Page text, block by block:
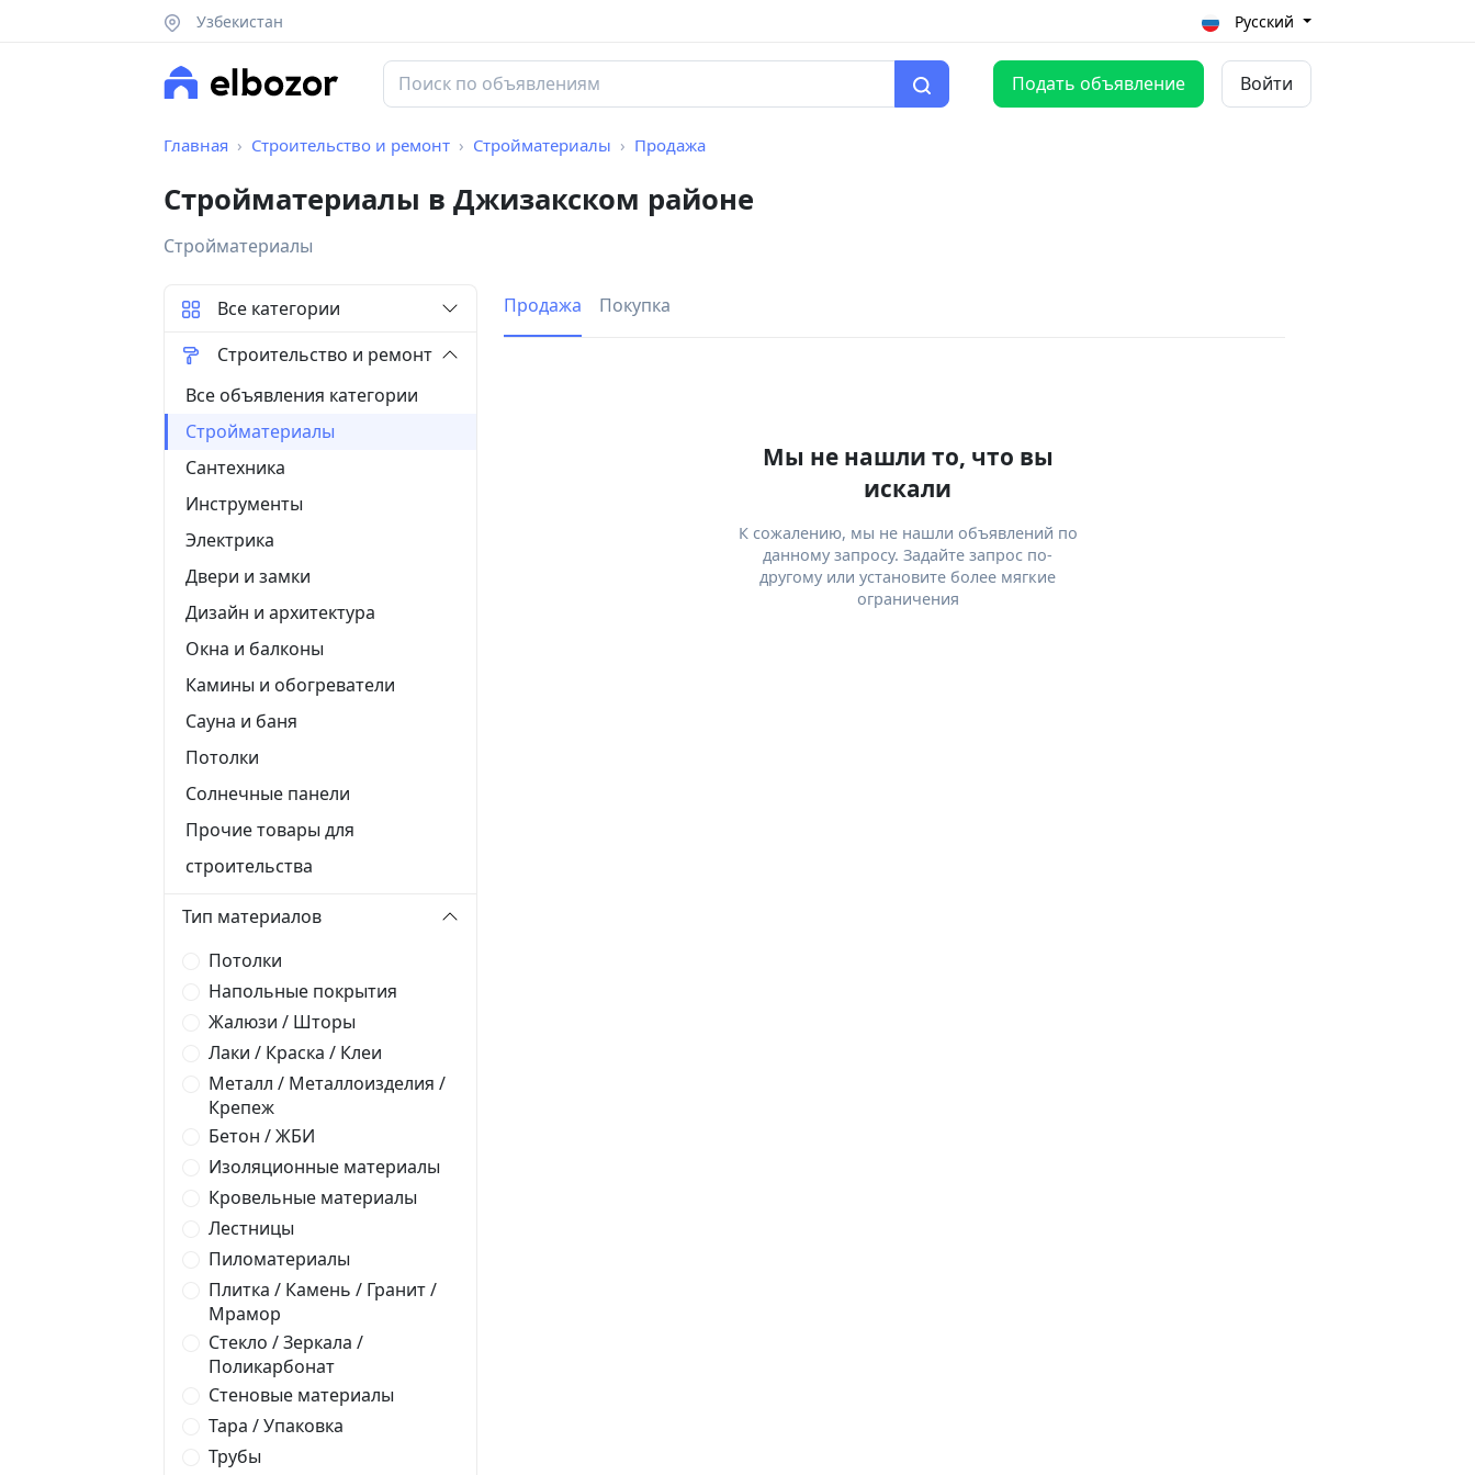
Узбекистан Русский
Подать объявление Войти
Главная Строительство и ремонт Стройматериалы Продажа
Стройматериалы в Джизакском районе
Стройматериалы
Продажа Покупка
Мы не нашли то, что вы
искали
К сожалению, мы не нашли объявлений по
данному запросу. Задайте запрос по-
другому или установите более мягкие
ограничения
Все категории
Строительство и ремонт
Все объявления категории
Стройматериалы
Сантехника
Инструменты
Электрика
Двери и замки
Дизайн и архитектура
Окна и балконы
Камины и обогреватели
Сауна и баня
Потолки
Солнечные панели
Прочие товары для
строительства
Тип материалов
Потолки
Напольные покрытия
Жалюзи / Шторы
Лаки / Краска / Клеи
Металл / Металлоизделия /
Крепеж
Бетон / ЖБИ
Изоляционные материалы
Кровельные материалы
Лестницы
Пиломатериалы
Плитка / Камень / Гранит /
Мрамор
Стекло / Зеркала /
Поликарбонат
Стеновые материалы
Тара / Упаковка
Трубы